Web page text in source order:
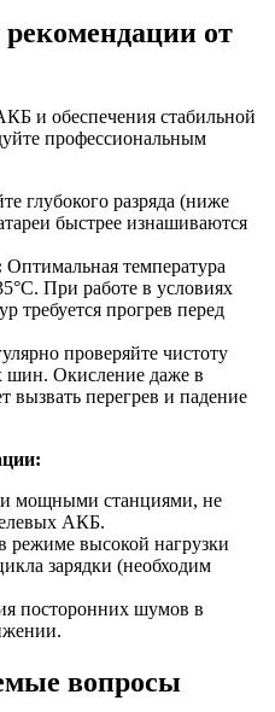
от
и обеспечения стабильной
профессиональным
глубокого разряда (ниже
быстрее изнашиваются
Оптимальная температура
При работе в условиях
требуется прогрев перед
проверяйте чистоту
шин. Окисление даже в
вызвать перегрев и падение
мощными станциями, не
АКБ.
режиме высокой нагрузки
зарядки (необходим
посторонних шумов в
вопросы